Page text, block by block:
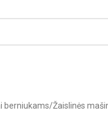
berniukams/Žaislinės